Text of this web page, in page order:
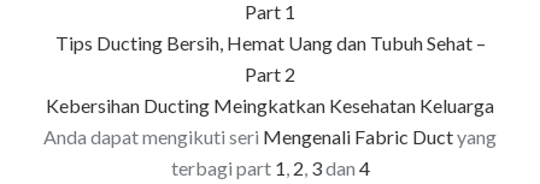
Part 1
Tips Ducting Bersih, Hemat Uang dan Tubuh Sehat –
Part 2
Kebersihan Ducting Meingkatkan Kesehatan Keluarga
Anda dapat mengikuti seri Mengenali Fabric Ductyang
terbagi part 1, 2, 3dan 4